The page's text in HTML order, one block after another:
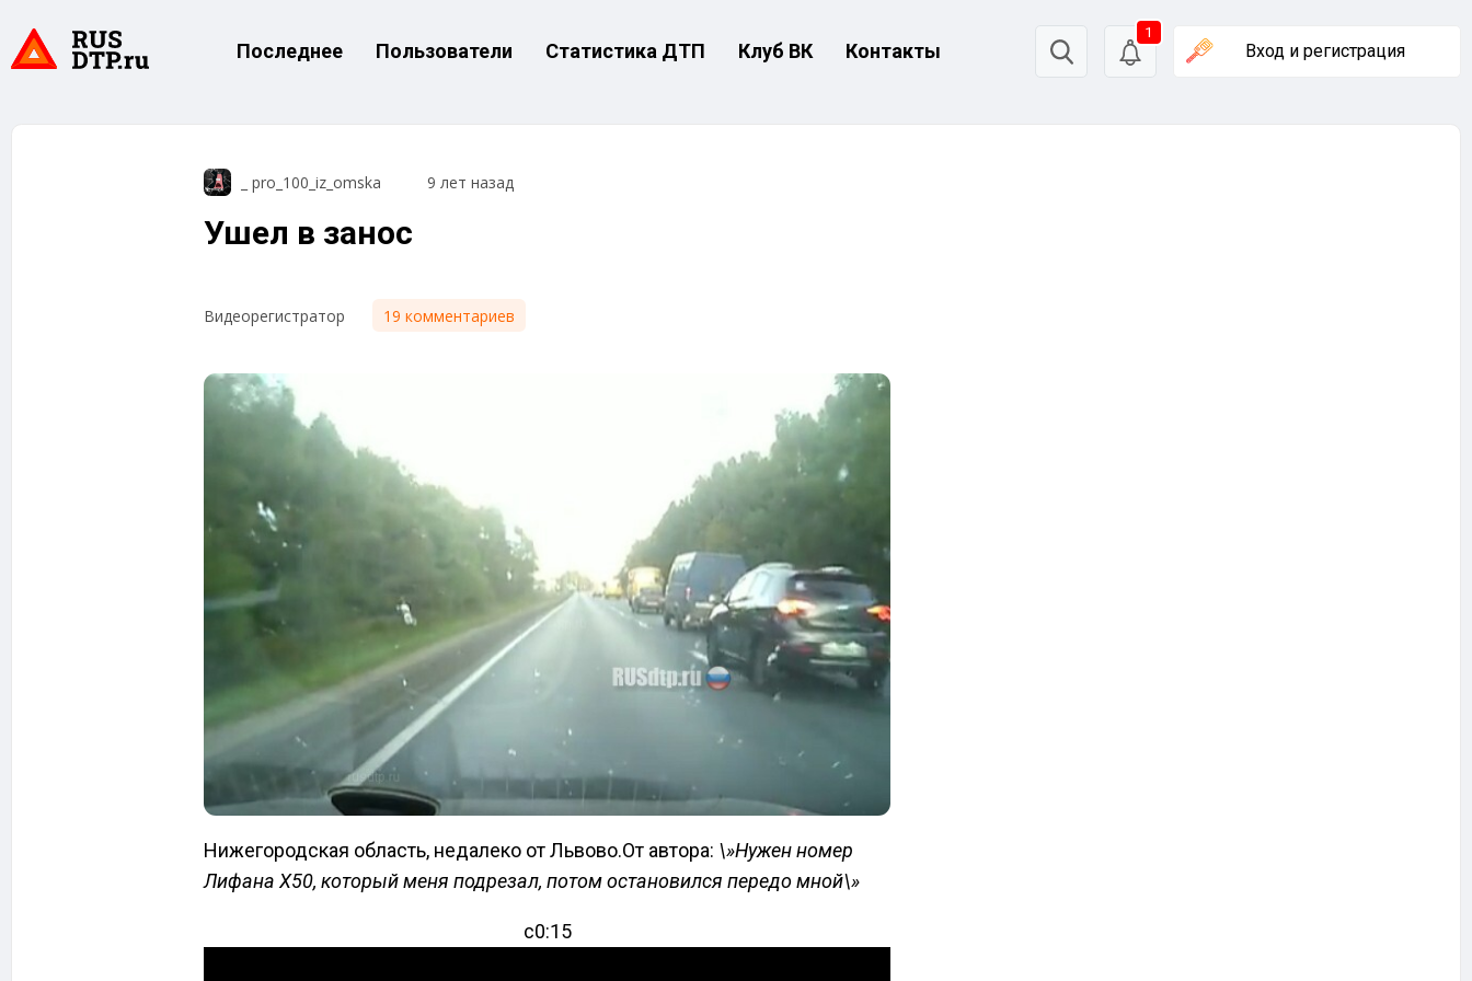
Последнее Пользователи Статистика ДТП Клуб ВК Контакты
1
Вход и регистрация
_ pro_100_iz_omska 9 лет назад
Ушел в занос
Видеорегистратор 19 комментариев
Нижегородская область, недалеко от Львово.От автора: \»Нужен номер
Лифана Х50, который меня подрезал, потом остановился передо мной\»
с0:15